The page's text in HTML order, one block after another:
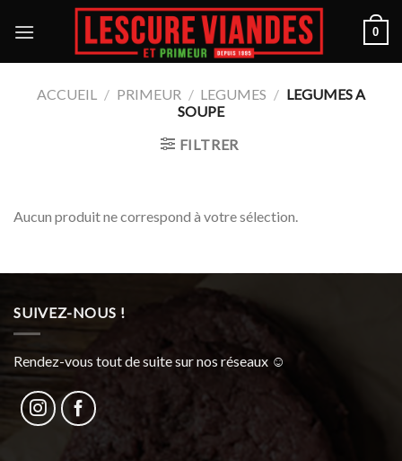
0
ACCUEIL / PRIMEUR / LEGUMES / LEGUMES A
SOUPE
FILTRER
Aucun produit ne correspond à votre sélection.
SUIVEZ-NOUS !
Rendez-vous tout de suite sur nos réseaux ☺︎